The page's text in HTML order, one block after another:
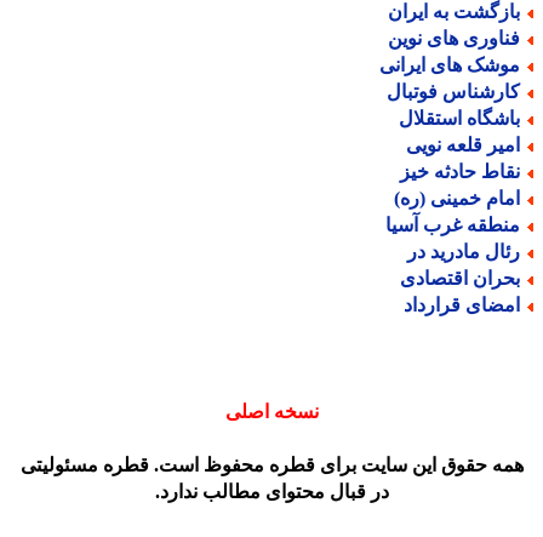
به ایران
های نوین
های ایرانی
فوتبال
استقلال
قلعه نویی
حادثه خیز
خمینی (ره)
غرب آسیا
مادرید در
اقتصادی
قرارداد
نسخه اصلی
حقوق این سایت برای قطره محفوظ است. قطره مسئولیتی
در قبال محتوای مطالب ندارد.